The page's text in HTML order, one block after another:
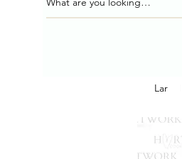
Lar